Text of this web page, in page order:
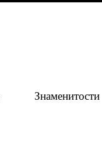
Знаменитости